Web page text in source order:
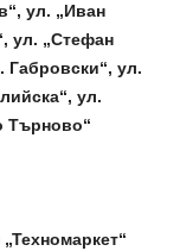
ул. „Иван
ул. „Стефан
Габровски“, ул.
ул.
Търново“